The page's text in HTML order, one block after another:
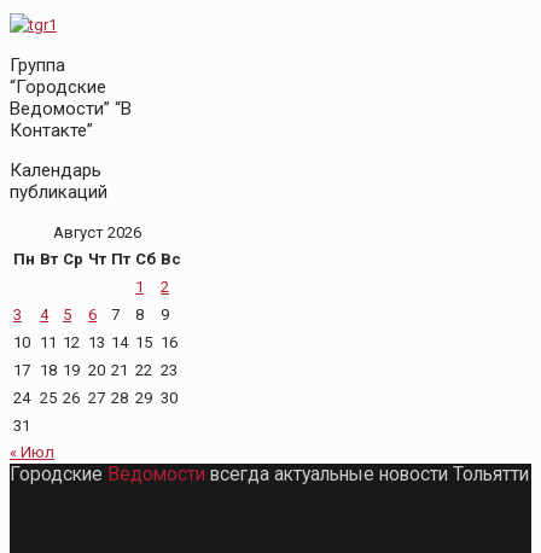
Группа
“Городские
Ведомости” “В
Контакте”
Календарь
публикаций
Август 2026
Пн Вт Ср Чт Пт Сб Вс
1
2
3
4 5 6 7 8
9
10 11 12 13 14 15 16
17 18 19 20 21 22 23
24 25 26 27 28 29 30
31
« Июл
Городские Ведомости всегда актуальные новости Тольятти